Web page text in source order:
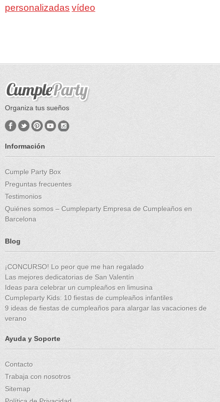
personalizadas vídeo
Organiza tus sueños
Información
Cumple Party Box
Preguntas frecuentes
Testimonios
Quiénes somos – Cumpleparty Empresa de Cumpleaños en
Barcelona
Blog
¡CONCURSO! Lo peor que me han regalado
Las mejores dedicatorias de San Valentín
Ideas para celebrar un cumpleaños en limusina
Cumpleparty Kids: 10 fiestas de cumpleaños infantiles
9 ideas de fiestas de cumpleaños para alargar las vacaciones de
verano
Ayuda y Soporte
Contacto
Trabaja con nosotros
Sitemap